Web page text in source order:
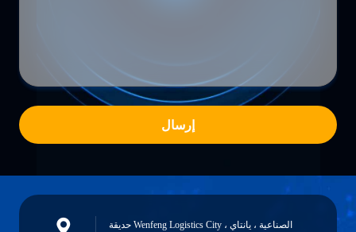
إرسال
حديقة Wenfeng Logistics City الصناعية ، يانتاي ،